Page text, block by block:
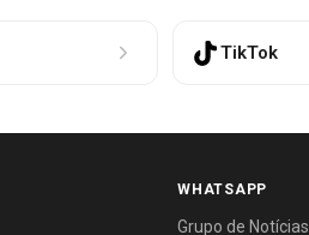
TikTok
WHATSAPP
Grupo de Notícias